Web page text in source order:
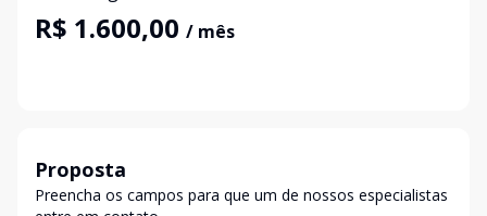
R$ 1.600,00 / mês
Proposta
Preencha os campos para que um de nossos especialistas